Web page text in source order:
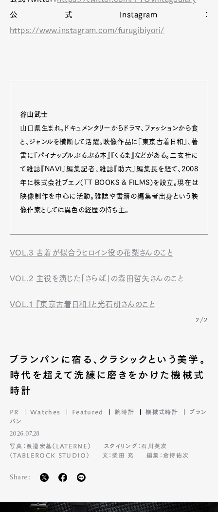
公式Instagram：
https://www.instagram.com/furugibiyori/
谷山武士
山口県生まれ。ドキュメンタリーからドラマ、ファッションから食
と、ジャンルを横断して活躍。映像作品に『東京古着日和』、著
書に『パイナップルぷるぷる本』『くるま』などがある。二玄社に
て雑誌『NAVI』編集記者、雑誌『助六』編集長を経て、2008
年に株式会社ブエノ（TT BOOKS & FILMS）を設立。現在は
映像制作を中心に活動。雑誌や書籍の編集者出身という映
像作家としては異色の経歴の持ち主。
VOL.3 古着が似合うヒロイン役の花梨さんのこと
VOL.2 主役を演じた「さらば」の森田哲矢さんのこと
VOL.1 『東京古着日和』と光石研さんのこと
2/2
ブランパンに宿る、クラシックという美学。
時代を超えて洗練に磨きをかけた機械式
時計
PR Watches Featured 腕時計 機械式時計
ブラン
パン
2026.07.28
写真：渡邉宏基（LATERNE）
スタイリング：石川英次
（TABLEROCK STUDIO）
文：柴田 充 編集：倉持佑次
Share: